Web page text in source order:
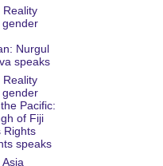
Reality
Nurgul
speaks
Reality
Pacific:
of Fiji
Rights
speaks